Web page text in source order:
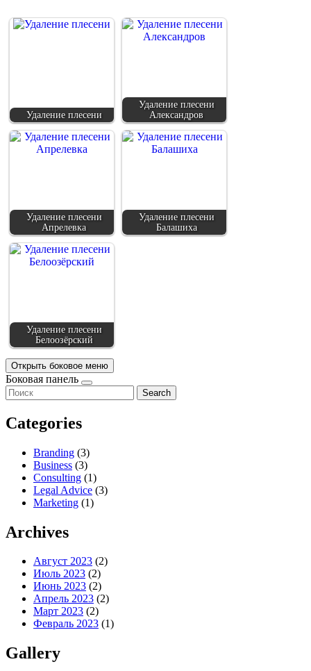
Удаление плесени
Удаление плесени
Александров
Удаление плесени
Апрелевка
Удаление плесени
Балашиха
Удаление плесени
Белоозёрский
Открыть боковое меню
Боковая панель
Search
Categories
Branding (3)
Business (3)
Consulting (1)
Legal Advice (3)
Marketing (1)
Archives
Август 2023 (2)
Июль 2023 (2)
Июнь 2023 (2)
Апрель 2023 (2)
Март 2023 (2)
Февраль 2023 (1)
Gallery